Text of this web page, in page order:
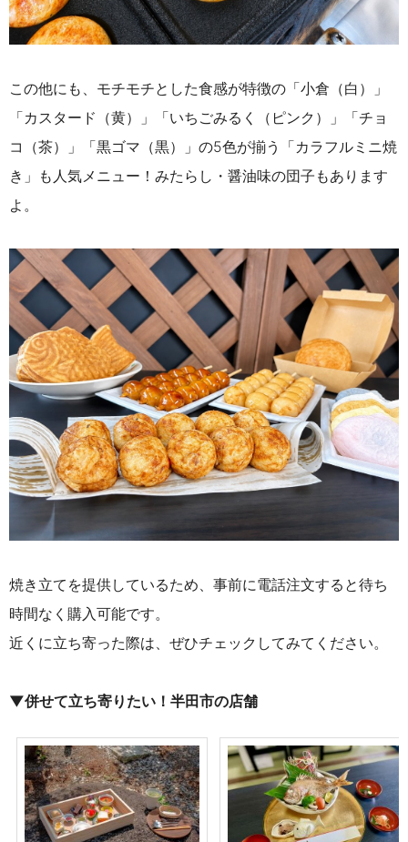
この他にも、モチモチとした食感が特徴の「小倉（白）」
「カスタード（黄）」「いちごみるく（ピンク）」「チョ
コ（茶）」「黒ゴマ（黒）」の5色が揃う「カラフルミニ焼
き」も人気メニュー！みたらし・醤油味の団子もあります
よ。
焼き立てを提供しているため、事前に電話注文すると待ち
時間なく購入可能です。
近くに立ち寄った際は、ぜひチェックしてみてください。
▼併せて立ち寄りたい！半田市の店舗